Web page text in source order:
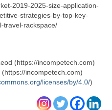
2019-2025-size-application-
strategies-by-top-key-
travel-rackspace/
(https://incompetech.com)
incompetech.com)
licenses/by/4.0/)